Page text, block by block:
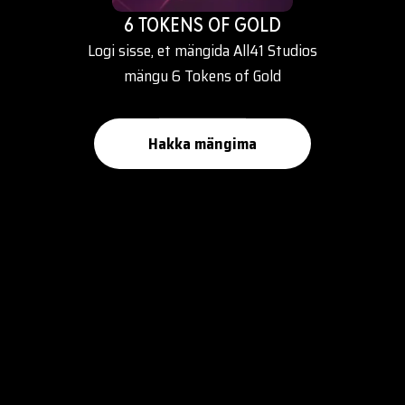
6 TOKENS OF GOLD
Logi sisse, et mängida All41 Studios
mängu 6 Tokens of Gold
Hakka mängima